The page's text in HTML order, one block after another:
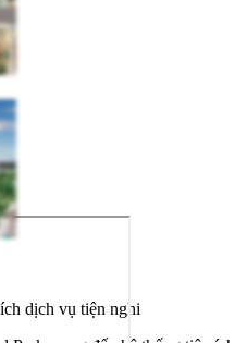
dịch vụ tiện nghi